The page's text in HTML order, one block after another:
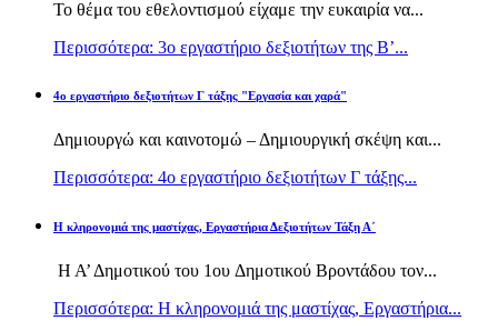
Το θέμα του εθελοντισμού είχαμε την ευκαιρία να...
Περισσότερα: 3ο εργαστήριο δεξιοτήτων της Β’...
4ο εργαστήριο δεξιοτήτων Γ τάξης "Εργασία και χαρά"
Δημιουργώ και καινοτομώ – Δημιουργική σκέψη και...
Περισσότερα: 4ο εργαστήριο δεξιοτήτων Γ τάξης...
H κληρονομιά της μαστίχας, Εργαστήρια Δεξιοτήτων Τάξη Α΄
Η Α’ Δημοτικού του 1ου Δημοτικού Βροντάδου τον...
Περισσότερα: H κληρονομιά της μαστίχας, Εργαστήρια...